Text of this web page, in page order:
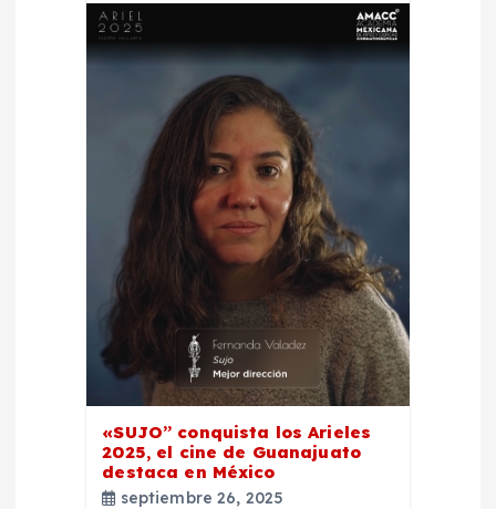
«SUJO” conquista los Arieles
2025, el cine de Guanajuato
destaca en México
septiembre 26, 2025